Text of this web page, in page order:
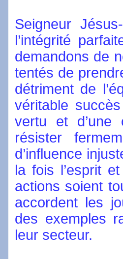
Seigneur
l’intégrité
demandons de
tentés de
détriment de
véritable
vertu et d’une
résister
d’influence
la fois l’esprit
actions soient
accordent les
des exemples
leur secteur.